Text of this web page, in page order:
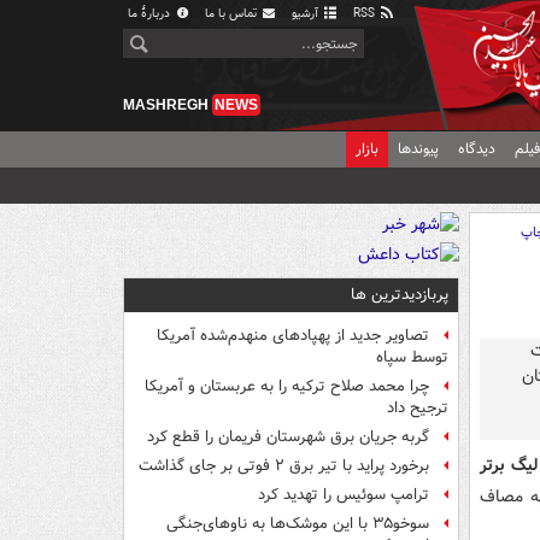
آرشیو تماس با ما دربارهٔ ما
MASHREGH NEWS
دیدگاه پیوندها بازار
برتر
به مصاف
پربازدیدترین ها
تصاویر جدید از پهپادهای منهدم‌شده آمریکا
توسط سپاه
چرا محمد صلاح ترکیه را به عربستان و آمریکا
ترجیح داد
گربه جریان برق شهرستان فریمان را قطع کرد
برخورد پراید با تیر برق ۲ فوتی بر جای گذاشت
ترامپ سوئیس را تهدید کرد
سوخو۳۵ با این موشک‌ها به ناوهای‌جنگی